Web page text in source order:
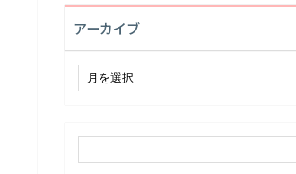
アーカイブ